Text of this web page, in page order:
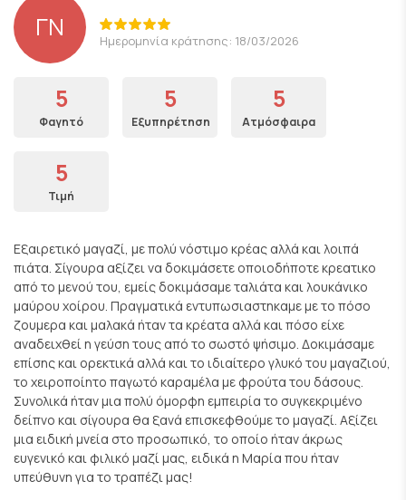
ΓΝ Ημερομηνία κράτησης: 18/03/2026
5
Φαγητό
5
Εξυπηρέτηση
5
Ατμόσφαιρα
5
Τιμή
Εξαιρετικό μαγαζί, με πολύ νόστιμο κρέας αλλά και λοιπά
πιάτα. Σίγουρα αξίζει να δοκιμάσετε οποιοδήποτε κρεατικο
από το μενού του, εμείς δοκιμάσαμε ταλιάτα και λουκάνικο
μαύρου χοίρου. Πραγματικά εντυπωσιαστηκαμε με το πόσο
ζουμερα και μαλακά ήταν τα κρέατα αλλά και πόσο είχε
αναδειχθεί η γεύση τους από το σωστό ψήσιμο. Δοκιμάσαμε
επίσης και ορεκτικά αλλά και το ιδιαίτερο γλυκό του μαγαζιού,
το χειροποίητο παγωτό καραμέλα με φρούτα του δάσους.
Συνολικά ήταν μια πολύ όμορφη εμπειρία το συγκεκριμένο
δείπνο και σίγουρα θα ξανά επισκεφθούμε το μαγαζί. Αξίζει
μια ειδική μνεία στο προσωπικό, το οποίο ήταν άκρως
ευγενικό και φιλικό μαζί μας, ειδικά η Μαρία που ήταν
υπεύθυνη για το τραπέζι μας!